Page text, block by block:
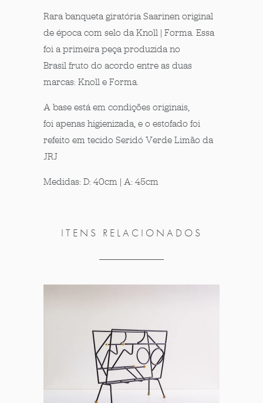
Rara banqueta giratória Saarinen original
de época com selo da Knoll | Forma. Essa
foi a primeira peça produzida no
Brasil fruto do acordo entre as duas
marcas: Knoll e Forma.
A base está em condições originais,
foi apenas higienizada, e o estofado foi
refeito em tecido Seridó Verde Limão da
JRJ
Medidas: D: 40cm | A: 45cm
ITENS RELACIONADOS